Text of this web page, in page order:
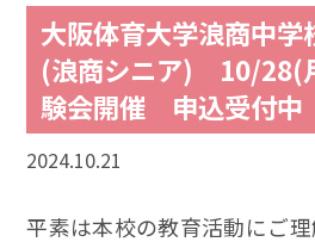
大阪体育大学浪商中学
(浪商シニア) 10/28(
験会開催 申込受付中
2024.10.21
平素は本校の教育活動にご